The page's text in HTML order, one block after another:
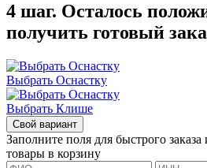
4 шаг. Осталось
получить готовый
Выбрать Оснастку
Выбрать Клише
Свой вариант
Заполните поля для быстрого
товары в корзину